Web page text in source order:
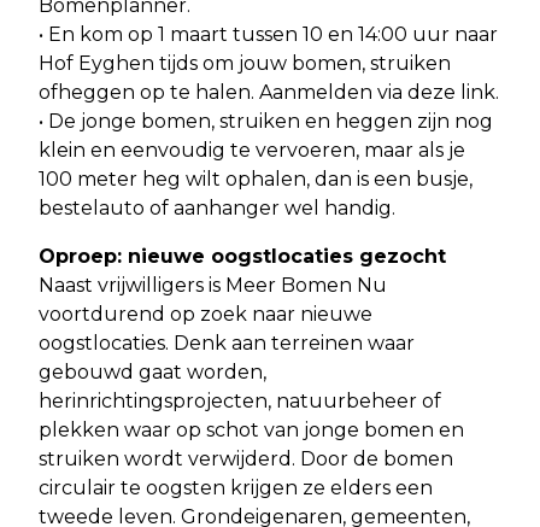
Bomenplanner.
• En kom op 1 maart tussen 10 en 14:00 uur naar
Hof Eyghen tijds om jouw bomen, struiken
ofheggen op te halen. Aanmelden via deze link.
• De jonge bomen, struiken en heggen zijn nog
klein en eenvoudig te vervoeren, maar als je
100 meter heg wilt ophalen, dan is een busje,
bestelauto of aanhanger wel handig.
Oproep: nieuwe oogstlocaties gezocht
Naast vrijwilligers is Meer Bomen Nu
voortdurend op zoek naar nieuwe
oogstlocaties. Denk aan terreinen waar
gebouwd gaat worden,
herinrichtingsprojecten, natuurbeheer of
plekken waar op schot van jonge bomen en
struiken wordt verwijderd. Door de bomen
circulair te oogsten krijgen ze elders een
tweede leven. Grondeigenaren, gemeenten,